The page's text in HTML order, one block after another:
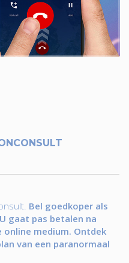
Bel goedkoper als
gaat pas betalen na
medium. Ontdek
van een paranormaal